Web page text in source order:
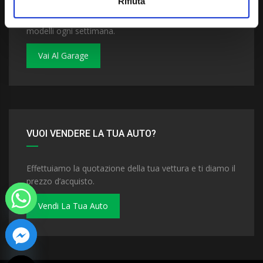
Dai un'occhiata al nostro garage. Troverai nuovi
modelli ogni settimana.
Vai Al Garage
VUOI VENDERE LA TUA AUTO?
Effettuiamo la quotazione della tua vettura e ti diamo il
prezzo d’acquisto.
Vendi La Tua Auto